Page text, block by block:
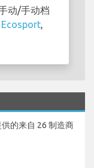
动/手动档
的来自 26 制造商